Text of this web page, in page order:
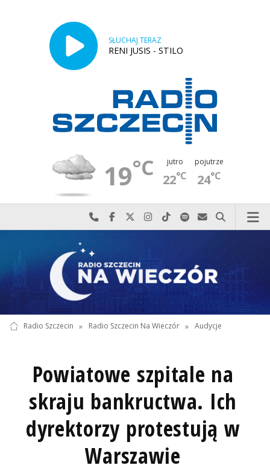
SŁUCHAJ TERAZ
RENI JUSIS - STILO
19°C jutro
22°C
pojutrze
24°C
Najlepiej po prostu do nas zadzwoń
Odwiedź nas na Facebook-u
Odwiedź nas na X
Odwiedź nas na Instagram-ie
Odwiedź nas na TikTok-u
Szukaj nas na Spotify
Wyślij do nas
Szukaj
Radio Szczecin » Radio Szczecin Na Wieczór » Audycje
Powiatowe szpitale na
skraju bankructwa. Ich
dyrektorzy protestują w
Warszawie